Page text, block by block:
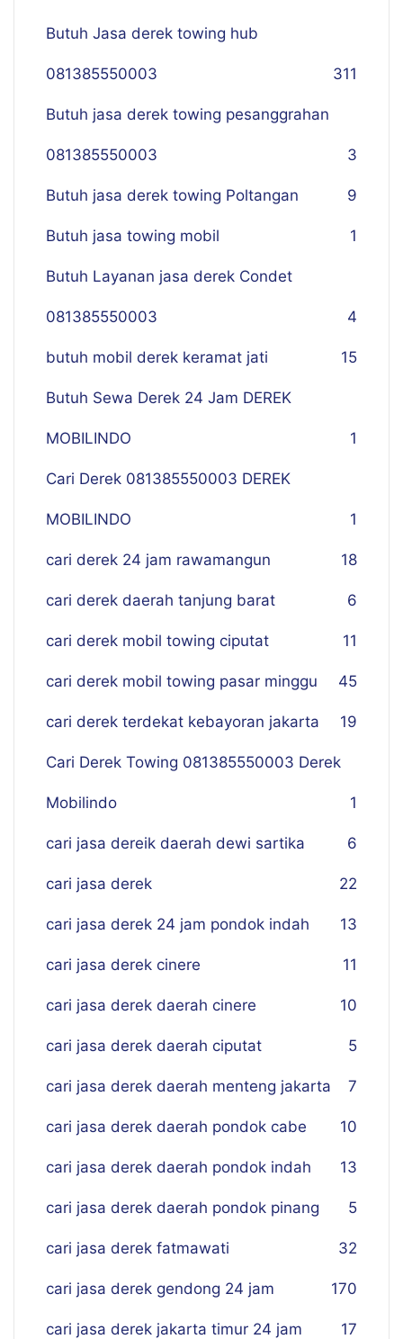
Butuh Jasa derek towing hub
081385550003 311
Butuh jasa derek towing pesanggrahan
081385550003 3
Butuh jasa derek towing Poltangan 9
Butuh jasa towing mobil 1
Butuh Layanan jasa derek Condet
081385550003 4
butuh mobil derek keramat jati 15
Butuh Sewa Derek 24 Jam DEREK
MOBILINDO 1
Cari Derek 081385550003 DEREK
MOBILINDO 1
cari derek 24 jam rawamangun 18
cari derek daerah tanjung barat 6
cari derek mobil towing ciputat 11
cari derek mobil towing pasar minggu 45
cari derek terdekat kebayoran jakarta 19
Cari Derek Towing 081385550003 Derek
Mobilindo 1
cari jasa dereik daerah dewi sartika 6
cari jasa derek 22
cari jasa derek 24 jam pondok indah 13
cari jasa derek cinere 11
cari jasa derek daerah cinere 10
cari jasa derek daerah ciputat 5
cari jasa derek daerah menteng jakarta 7
cari jasa derek daerah pondok cabe 10
cari jasa derek daerah pondok indah 13
cari jasa derek daerah pondok pinang 5
cari jasa derek fatmawati 32
cari jasa derek gendong 24 jam 170
cari jasa derek jakarta timur 24 jam 17